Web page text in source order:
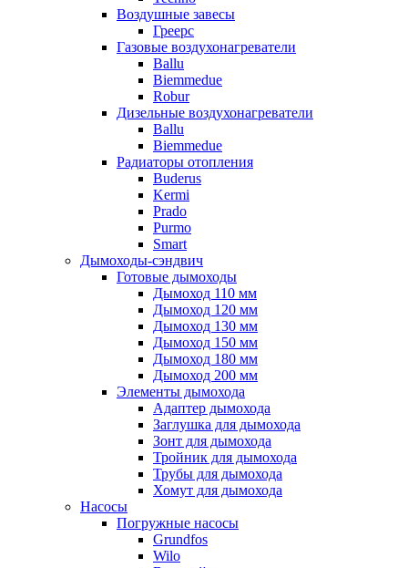
Воздушные завесы
Греерс
Газовые воздухонагреватели
Ballu
Biemmedue
Robur
Дизельные воздухонагреватели
Ballu
Biemmedue
Радиаторы отопления
Buderus
Kermi
Prado
Purmo
Smart
Дымоходы-сэндвич
Готовые дымоходы
Дымоход 110 мм
Дымоход 120 мм
Дымоход 130 мм
Дымоход 150 мм
Дымоход 180 мм
Дымоход 200 мм
Элементы дымохода
Адаптер дымохода
Заглушка для дымохода
Зонт для дымохода
Тройник для дымохода
Трубы для дымохода
Хомут для дымохода
Насосы
Погружные насосы
Grundfos
Wilo